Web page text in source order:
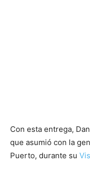
Con esta entrega,
que asumió con la
Puerto, durante su